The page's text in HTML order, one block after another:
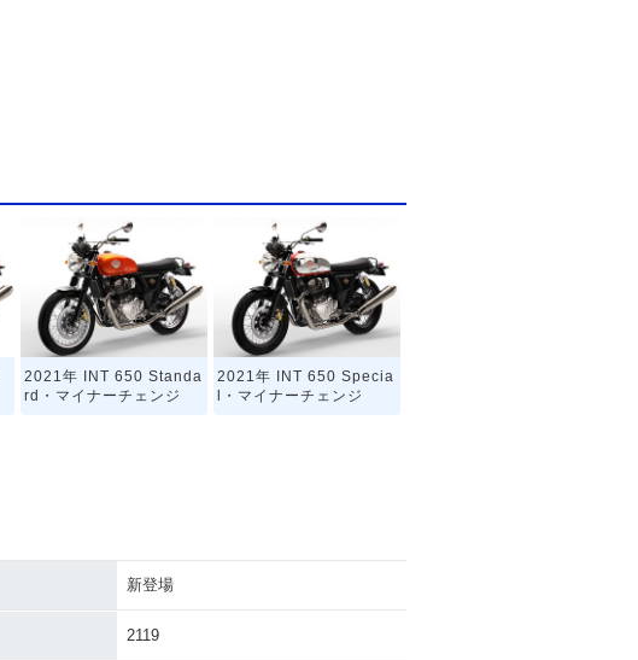
2021年 INT 650 Standa
rd・マイナーチェンジ
2021年 INT 650 Specia
l・マイナーチェンジ
新登場
2119